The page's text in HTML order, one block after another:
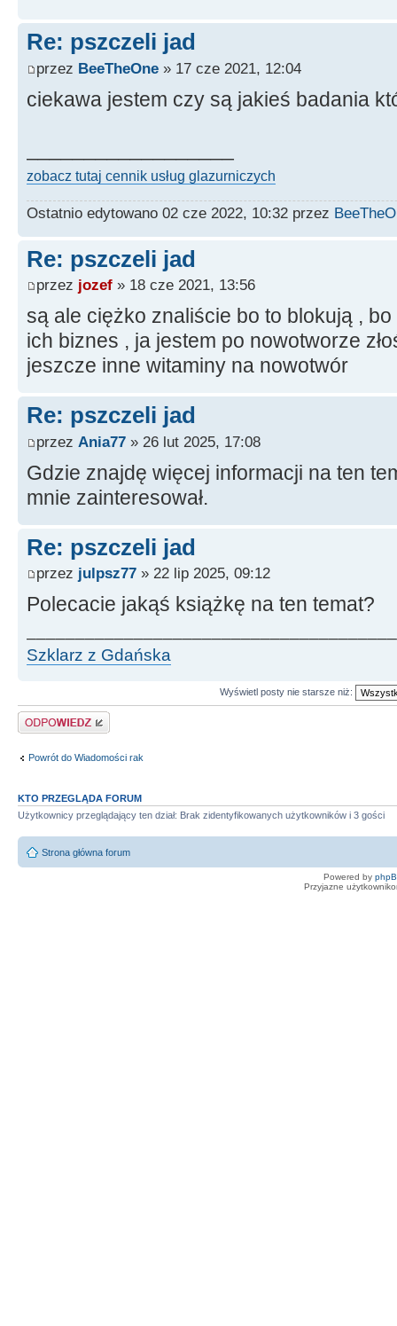
Re: pszczeli jad
przez BeeTheOne » 17 cze 2021, 12:04
ciekawa jestem czy są jakieś badania
zobacz tutaj cennik usług glazurniczych
Ostatnio edytowano 02 cze 2022, 10:32 przez
Re: pszczeli jad
przez jozef » 18 cze 2021, 13:56
są ale ciężko znaliście bo to blokują ,
ich biznes , ja jestem po nowotworze
jeszcze inne witaminy na nowotwór
Re: pszczeli jad
przez Ania77 » 26 lut 2025, 17:08
Gdzie znajdę więcej informacji na ten
mnie zainteresował.
Re: pszczeli jad
przez julpsz77 » 22 lip 2025, 09:12
Polecacie jakąś książkę na ten temat?
Szklarz z Gdańska
Wyświetl posty nie starsze niż:
Odpowiedz
Powrót do Wiadomości rak
KTO PRZEGLĄDA FORUM
Użytkownicy przeglądający ten dział: Brak zidentyfikowanych użytkowników i 3 gości
Strona główna forum
Powered by
Przyjazne